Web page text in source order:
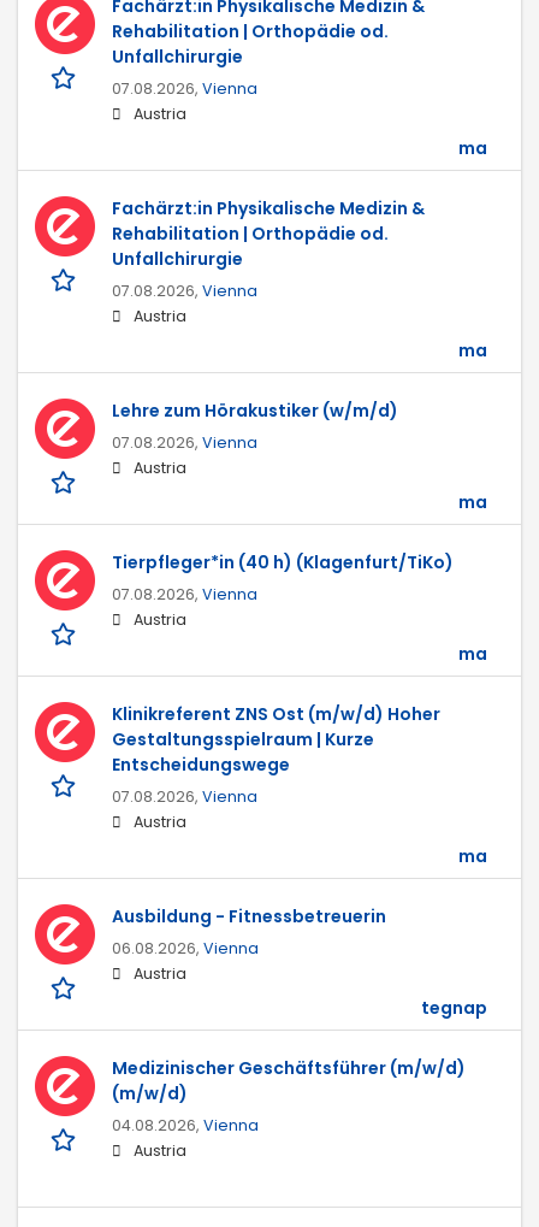
Fachärzt:in Physikalische Medizin &
Rehabilitation | Orthopädie od.
Unfallchirurgie
07.08.2026, Vienna
Austria
ma
Fachärzt:in Physikalische Medizin &
Rehabilitation | Orthopädie od.
Unfallchirurgie
07.08.2026, Vienna
Austria
ma
Lehre zum Hörakustiker (w/m/d)
07.08.2026, Vienna
Austria
ma
Tierpfleger*in (40 h) (Klagenfurt/TiKo)
07.08.2026, Vienna
Austria
ma
Klinikreferent ZNS Ost (m/w/d) Hoher
Gestaltungsspielraum | Kurze
Entscheidungswege
07.08.2026, Vienna
Austria
ma
Ausbildung - Fitnessbetreuerin
06.08.2026, Vienna
Austria
tegnap
Medizinischer Geschäftsführer (m/w/d)
(m/w/d)
04.08.2026, Vienna
Austria